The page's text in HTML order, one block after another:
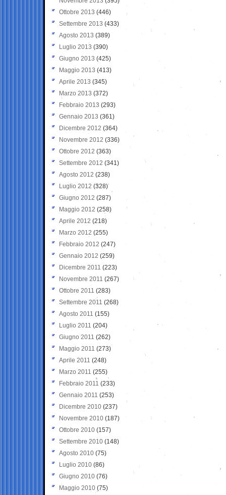
Ottobre 2013 (446)
Settembre 2013 (433)
Agosto 2013 (389)
Luglio 2013 (390)
Giugno 2013 (425)
Maggio 2013 (413)
Aprile 2013 (345)
Marzo 2013 (372)
Febbraio 2013 (293)
Gennaio 2013 (361)
Dicembre 2012 (364)
Novembre 2012 (336)
Ottobre 2012 (363)
Settembre 2012 (341)
Agosto 2012 (238)
Luglio 2012 (328)
Giugno 2012 (287)
Maggio 2012 (258)
Aprile 2012 (218)
Marzo 2012 (255)
Febbraio 2012 (247)
Gennaio 2012 (259)
Dicembre 2011 (223)
Novembre 2011 (267)
Ottobre 2011 (283)
Settembre 2011 (268)
Agosto 2011 (155)
Luglio 2011 (204)
Giugno 2011 (262)
Maggio 2011 (273)
Aprile 2011 (248)
Marzo 2011 (255)
Febbraio 2011 (233)
Gennaio 2011 (253)
Dicembre 2010 (237)
Novembre 2010 (187)
Ottobre 2010 (157)
Settembre 2010 (148)
Agosto 2010 (75)
Luglio 2010 (86)
Giugno 2010 (76)
Maggio 2010 (75)